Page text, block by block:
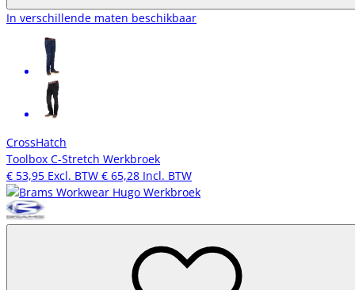
In verschillende maten beschikbaar
CrossHatch
Toolbox C-Stretch Werkbroek
€ 53,95 Excl. BTW € 65,28 Incl. BTW